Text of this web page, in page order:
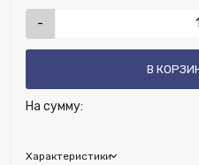
Характеристики
-
В
На сумму: